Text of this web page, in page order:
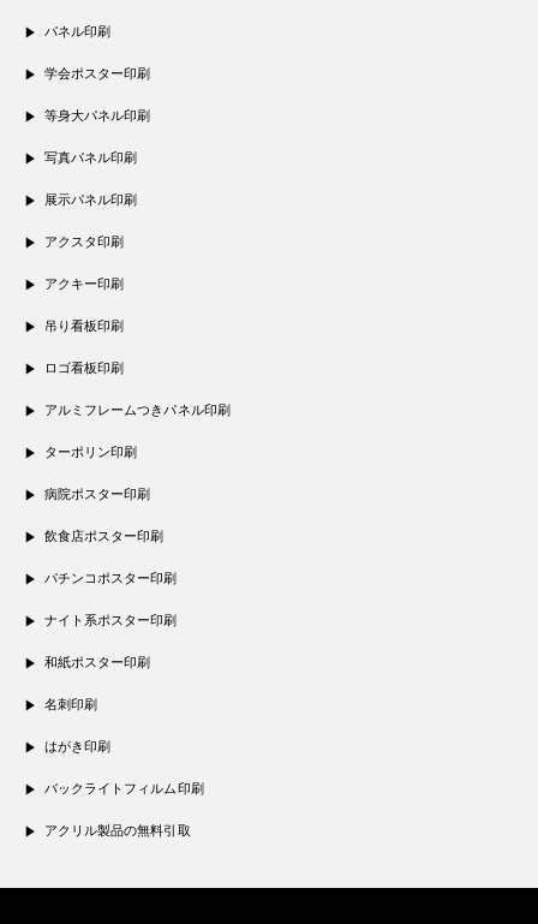
パネル印刷
学会ポスター印刷
等身大パネル印刷
写真パネル印刷
展示パネル印刷
アクスタ印刷
アクキー印刷
吊り看板印刷
ロゴ看板印刷
アルミフレームつきパネル印刷
ターポリン印刷
病院ポスター印刷
飲食店ポスター印刷
パチンコポスター印刷
ナイト系ポスター印刷
和紙ポスター印刷
名刺印刷
はがき印刷
バックライトフィルム印刷
アクリル製品の無料引取